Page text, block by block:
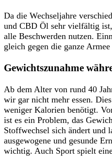
Da die Wechseljahre
und CBD Öl sehr vielfältig
alle Beschwerden nutzen.
gleich gegen die ganze
Gewichtszunahme
Ab dem Alter von rund 40
wir gar nicht mehr essen.
weniger Kalorien benötigt.
ist es ein Problem, das
Stoffwechsel sich ändert und
ausgewogene und gesunde
wichtig. Auch Sport spielt